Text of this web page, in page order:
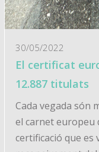
30/05/2022
El certificat
12.887 titulats
Cada vegada són
el carnet europeu
certificació que es